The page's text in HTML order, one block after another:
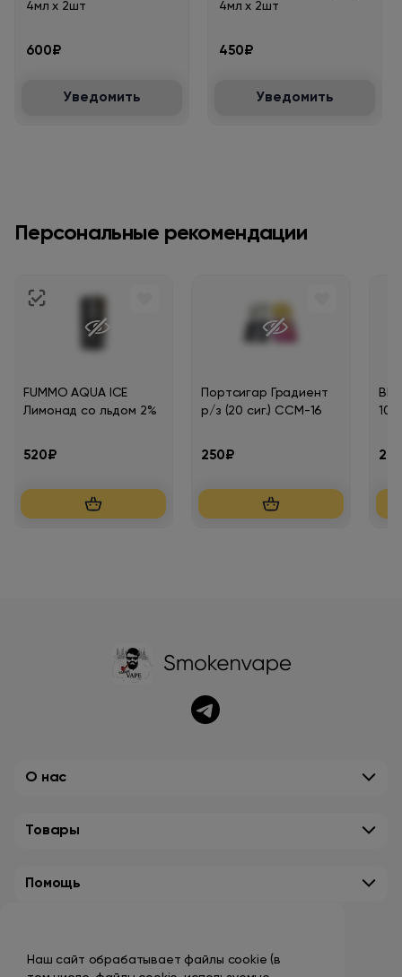
Наш сайт обрабатывает файлы cookie (в
4мл х 2шт
600₽
Уведомить
4мл х 2шт
450₽
Уведомить
Персональные рекомендации
FUMMO AQUA ICE
Лимонад со льдом 2%
520₽
Портсигар Градиент
р/з (20 сиг.) CCM-16
250₽
О нас
Товары
Помощь
+7 (495) 149-10-99